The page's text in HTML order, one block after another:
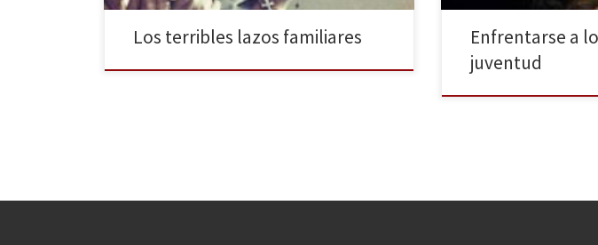
Los terribles lazos familiares
Enfrentarse a
juventud